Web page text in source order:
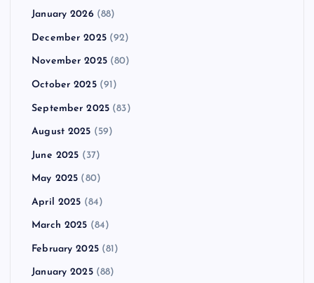
January 2026(88)
December 2025(92)
November 2025(80)
October 2025(91)
September 2025 (83)
August 2025 (59)
June 2025 (37)
May 2025 (80)
April 2025 (84)
March 2025 (84)
February 2025(81)
January 2025(88)